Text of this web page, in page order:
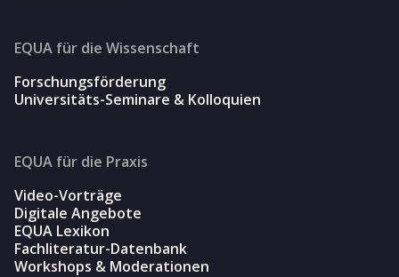
EQUA für die Wissenschaft
Forschungsförderung
Universitäts-Seminare & Kolloquien
EQUA für die Praxis
Video-Vorträge
Digitale Angebote
EQUA Lexikon
Fachliteratur-Datenbank
Workshops & Moderationen